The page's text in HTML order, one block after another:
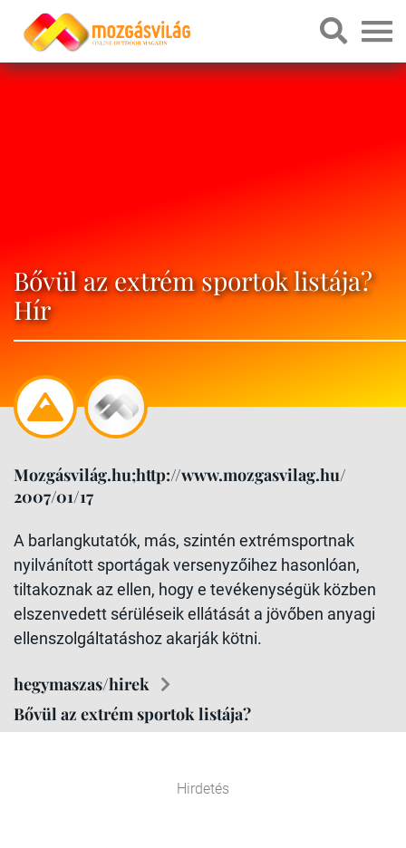
Bővül az extrém sportok listája?
Hír
Mozgásvilág.hu;http://www.mozgasvilag.hu/
2007/01/17
A barlangkutatók, más, szintén extrémsportnak
nyilvánított sportágak versenyzőihez hasonlóan,
tiltakoznak az ellen, hogy e tevékenységük közben
elszenvedett sérüléseik ellátását a jövőben anyagi
ellenszolgáltatáshoz akarják kötni.
hegymaszas/hirek
Bővül az extrém sportok listája?
Hirdetés